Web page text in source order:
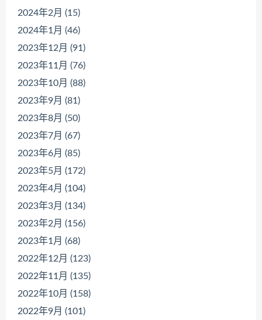
2024年2月 (15)
2024年1月 (46)
2023年12月 (91)
2023年11月 (76)
2023年10月 (88)
2023年9月 (81)
2023年8月 (50)
2023年7月 (67)
2023年6月 (85)
2023年5月 (172)
2023年4月 (104)
2023年3月 (134)
2023年2月 (156)
2023年1月 (68)
2022年12月 (123)
2022年11月 (135)
2022年10月 (158)
2022年9月 (101)